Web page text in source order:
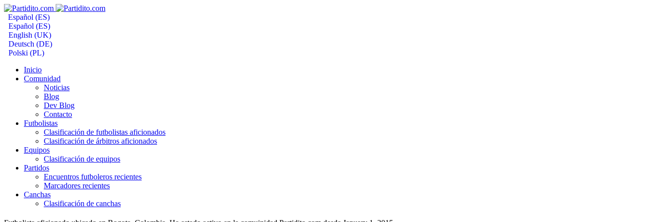
Español (ES)
Español (ES)
English (UK)
Deutsch (DE)
Polski (PL)
Inicio
Comunidad
Noticias
Blog
Dev Blog
Contacto
Futbolistas
Clasificación de futbolistas aficionados
Clasificación de árbitros aficionados
Equipos
Clasificación de equipos
Partidos
Encuentros futboleros recientes
Marcadores recientes
Canchas
Clasificación de canchas